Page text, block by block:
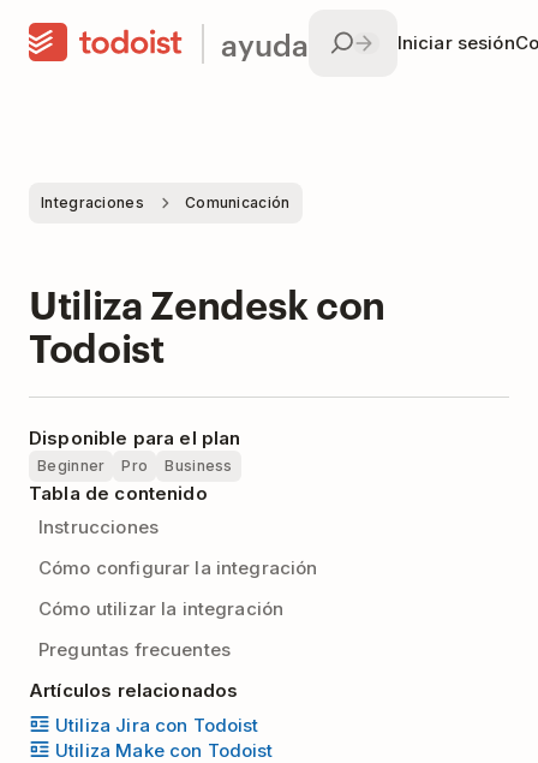
ayuda Iniciar sesión
Integraciones Comunicación
Utiliza Zendesk con
Todoist
Disponible para el plan
Beginner Pro Business
Tabla de contenido
Instrucciones
Cómo configurar la integración
Cómo utilizar la integración
Preguntas frecuentes
Artículos relacionados
Utiliza Jira con Todoist
Utiliza Make con Todoist